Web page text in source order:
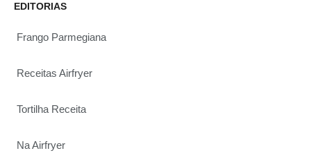
EDITORIAS
Frango Parmegiana
Receitas Airfryer
Tortilha Receita
Na Airfryer